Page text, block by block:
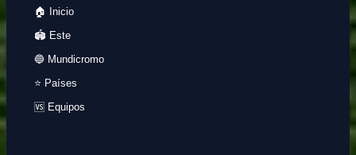
🏠 Inicio
🏟️ Este
🔵 Mundicromo
⭐ Países
🆚 Equipos